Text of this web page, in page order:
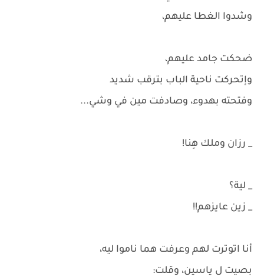
وشدوا الغطا عليهم،
ضحكت جامد عليهم،
وإتحركت ناحية الباب بترقب شديد
وفتحته بهدوء، وصادفت مين في وشي...
_ رزان وملك هِنا!
_ لية؟
_ زين عايزهم!!
أنا اتوترت لهم وعرفت هما ناموا ليه،
بصيت ل ياسين، وقلت: